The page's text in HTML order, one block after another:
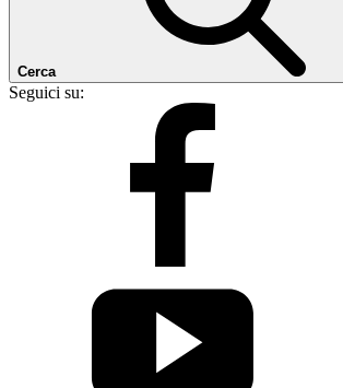
Cerca
Seguici su: